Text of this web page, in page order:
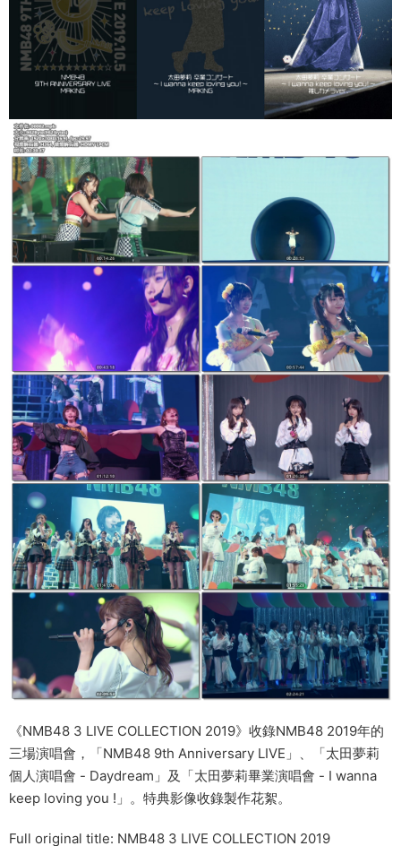
《NMB48 3 LIVE COLLECTION 2019》收錄NMB48 2019年的
三場演唱會，「NMB48 9th Anniversary LIVE」、「太田夢莉
個人演唱會 - Daydream」及「太田夢莉畢業演唱會 - I wanna
keep loving you !」。特典影像收錄製作花絮。
Full original title: NMB48 3 LIVE COLLECTION 2019